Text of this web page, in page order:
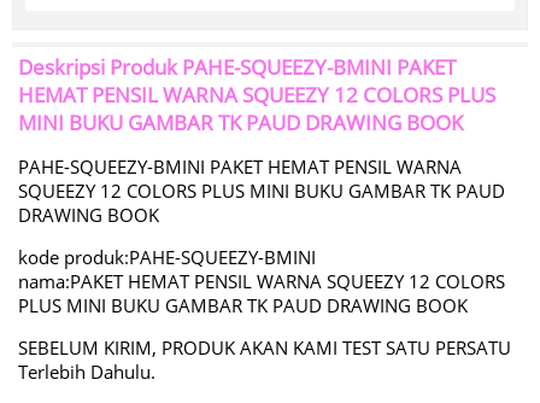
Deskripsi ProdukPAHE-SQUEEZY-BMINI PAKET
HEMAT PENSIL WARNA SQUEEZY 12 COLORS PLUS
MINI BUKU GAMBAR TK PAUD DRAWING BOOK
PAHE-SQUEEZY-BMINI PAKET HEMAT PENSIL WARNA
SQUEEZY 12 COLORS PLUS MINI BUKU GAMBAR TK PAUD
DRAWING BOOK
kode produk:PAHE-SQUEEZY-BMINI
nama:PAKET HEMAT PENSIL WARNA SQUEEZY 12 COLORS
PLUS MINI BUKU GAMBAR TK PAUD DRAWING BOOK
SEBELUM KIRIM, PRODUK AKAN KAMI TEST SATU PERSATU
Terlebih Dahulu.